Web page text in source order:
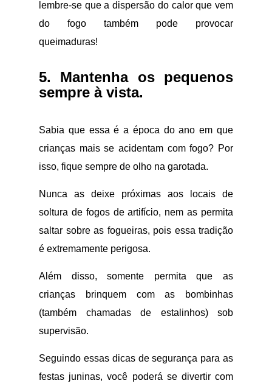
lembre-se que a dispersão do calor que vem
do fogo também pode provocar
queimaduras!
5. Mantenha os pequenos
sempre à vista.
Sabia que essa é a época do ano em que
crianças mais se acidentam com fogo? Por
isso, fique sempre de olho na garotada.
Nunca as deixe próximas aos locais de
soltura de fogos de artifício, nem as permita
saltar sobre as fogueiras, pois essa tradição
é extremamente perigosa.
Além disso, somente permita que as
crianças brinquem com as bombinhas
(também chamadas de estalinhos) sob
supervisão.
Seguindo essas dicas de segurança para as
festas juninas, você poderá se divertir com